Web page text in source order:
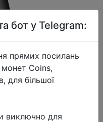
бот у Telegram:
прямих посилань
Coins,
для більшої
виключно для